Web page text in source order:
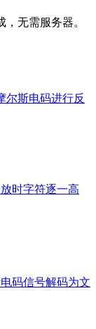
无需服务器。
尔斯电码进行反
时字符逐一高
码信号解码为文